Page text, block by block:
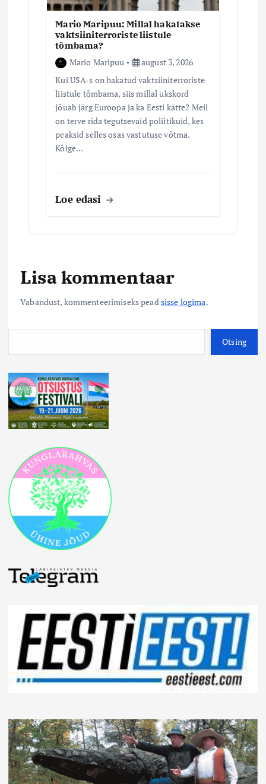
Mario Maripuu: Millal hakatakse
vaktsiiniterroriste liistule
tõmbama?
Mario Maripuu
august 3, 2026
Kui USA-s on hakatud vaktsiiniterroriste
liistule tõmbama, siis millal ükskord
jõuab järg Euroopa ja ka Eesti kätte? Meil
on terve rida tegutsevaid poliitikuid, kes
peaksid selles osas vastutuse võtma.
Kõige…
Loe edasi
Lisa kommentaar
Vabandust, kommenteerimiseks peadsisse logima.
i
Otsing